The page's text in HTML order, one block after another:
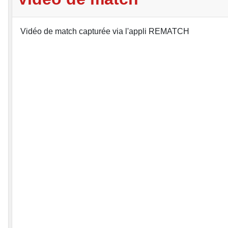
Vidéo de match capturée via l'appli REMATCH